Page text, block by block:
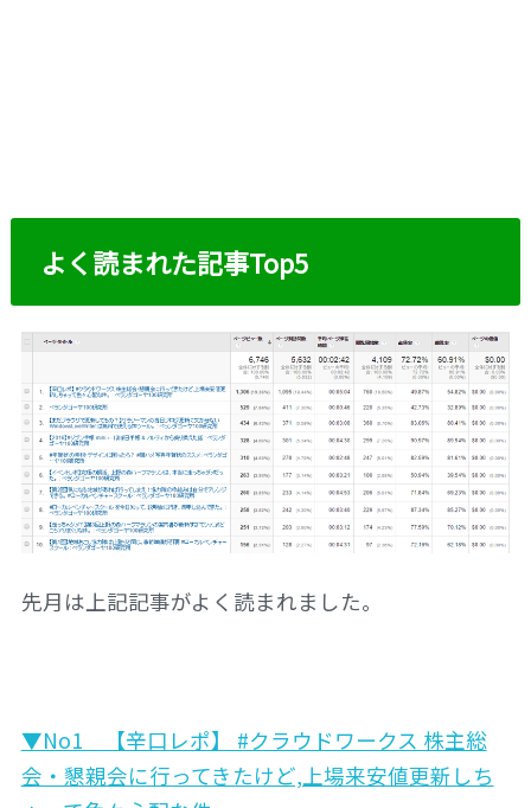
よく読まれた記事Top5
先月は上記記事がよく読まれました。
▼No1 【辛口レポ】 #クラウドワークス 株主総
会・懇親会に行ってきたけど,上場来安値更新しち